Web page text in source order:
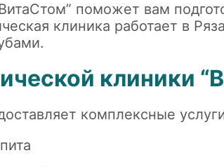
поможет вам
клиника работает в
клиники
комплексные